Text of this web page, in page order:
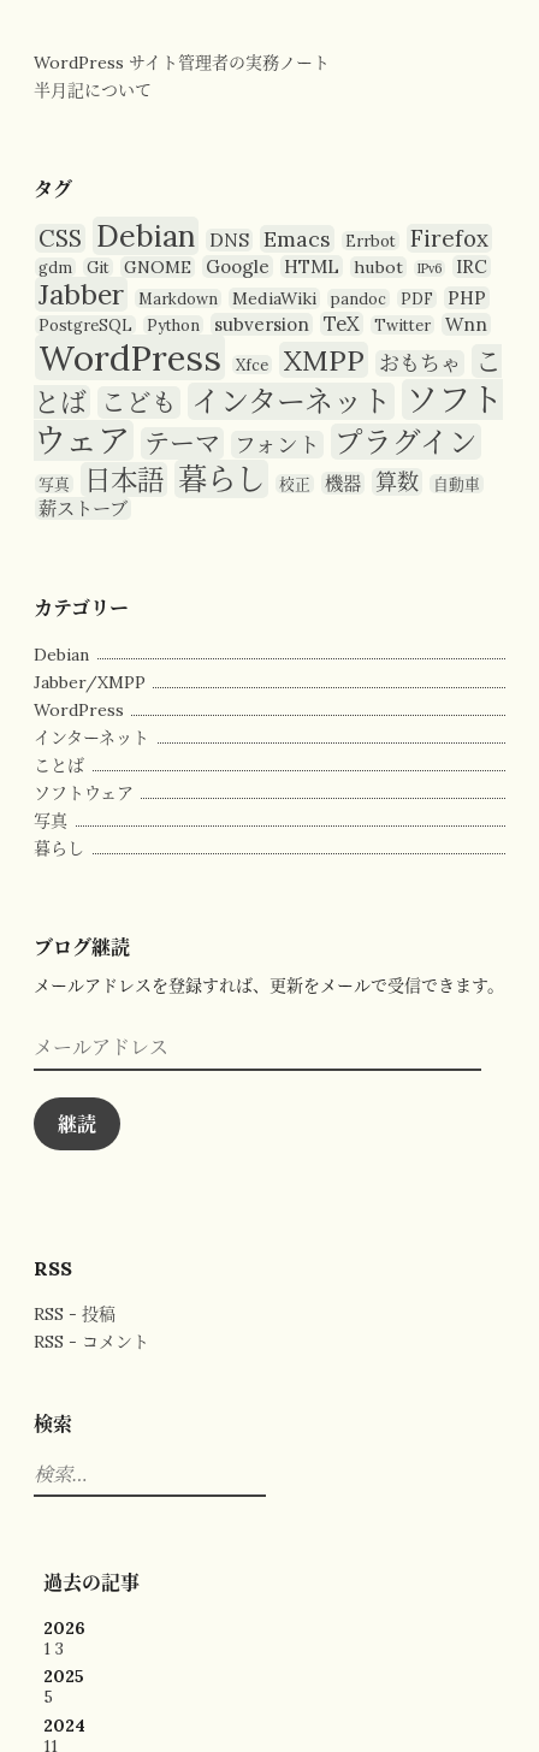
WordPress サイト管理者の実務ノート
半月記について
タグ
CSS Debian DNS Emacs Errbot Firefox
gdm Git GNOME Google HTML hubot IPv6 IRC
Jabber Markdown MediaWiki pandoc PDF PHP
PostgreSQL Python subversion TeX Twitter Wnn
WordPress Xfce XMPP おもちゃ
こ
とば こども インターネット
ソフト
ウェア
テーマ フォント プラグイン
写真 日本語 暮らし 校正 機器 算数 自動車
薪ストーブ
カテゴリー
Debian
Jabber/XMPP
WordPress
インターネット
ことば
ソフトウェア
写真
暮らし
ブログ継読
メールアドレスを登録すれば、更新をメールで受信できます。
メ
ー
ル
ア
ド
レ
継読
RSS
RSS - 投稿
RSS - コメント
検索
検
索:
過去の記事
2026
1 3
2025
5
2024
11